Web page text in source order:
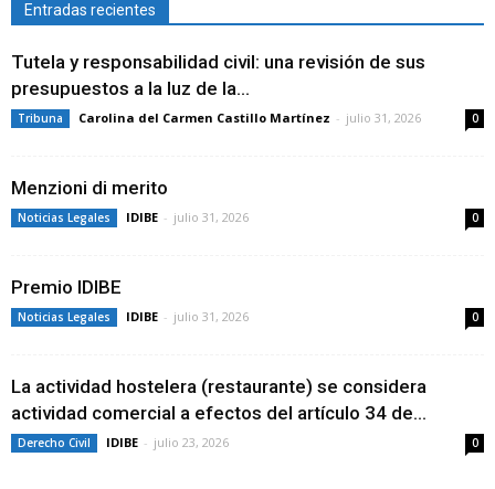
Entradas recientes
Tutela y responsabilidad civil: una revisión de sus
presupuestos a la luz de la...
Tribuna Carolina del Carmen Castillo Martínez - julio 31, 2026 0
Menzioni di merito
Noticias Legales IDIBE - julio 31, 2026 0
Premio IDIBE
Noticias Legales IDIBE - julio 31, 2026 0
La actividad hostelera (restaurante) se considera
actividad comercial a efectos del artículo 34 de...
Derecho Civil IDIBE - julio 23, 2026 0